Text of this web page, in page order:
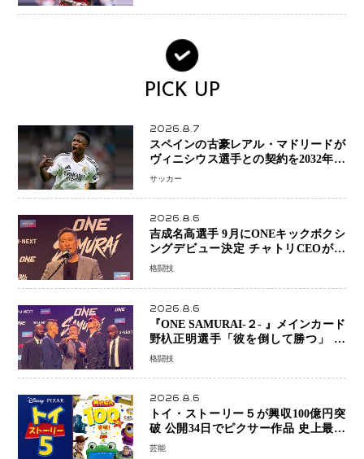
PICK UP
2026.8.7
スペインの古豪レアル・マドリードが
ヴィニシウス選手との契約を2032年ま
で延長 長期交渉が決着 年俸は約43億
サッカー
2026.8.6
吉成名高選手 9月にONEキックボクシ
ングデビュー決定 チャトリCEOがサ
プライズ発表 2カ月連続参戦へ
格闘技
2026.8.6
『ONE SAMURAI-２- 』メインカード
野杁正明選手「彼を倒して勝つ」 リ
ウ・メンヤンとの因縁に決着へ 再起
初戦
格闘技
2026.8.6
トイ・ストーリー５が興収100億円突
破 公開34日でピクサー作品 史上最速
日本歴代シリーズ最高更新も目前
芸能